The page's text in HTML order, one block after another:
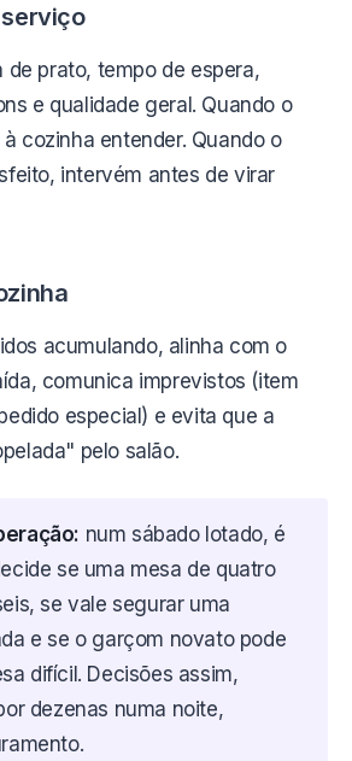
de prato, tempo de espera,
e qualidade geral. Quando o
cozinha entender. Quando o
intervém antes de virar
acumulando, alinha com o
comunica imprevistos (item
especial) e evita que a
pelo salão.
num sábado lotado, é
se uma mesa de quatro
se vale segurar uma
e se o garçom novato pode
difícil. Decisões assim,
dezenas numa noite,